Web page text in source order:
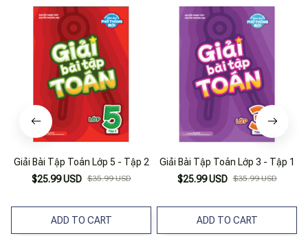
Giải Bài Tập Toán Lớp 5 - Tập 2
$25.99 USD $35.99 USD
ADD TO CART
Giải Bài Tập Toán Lớp 3 - Tập 1
$25.99 USD $35.99 USD
ADD TO CART